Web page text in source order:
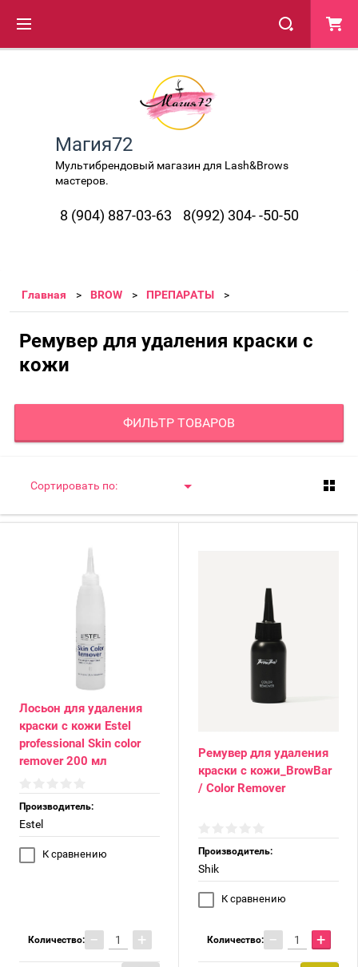
Магия72
Мультибрендовый магазин для Lash&Brows
мастеров.
8 (904) 887-03-63 8(992) 304- -50-50
Главная BROW ПРЕПАРАТЫ
Ремувер для удаления краски с
кожи
ФИЛЬТР ТОВАРОВ
Сортировать по:
Лосьон для удаления
краски с кожи Estel
professional Skin color
remover 200 мл
Производитель:
Estel
К сравнению
Количество: − +
Ремувер для удаления
краски с кожи_BrowBar
/ Color Remover
Производитель:
Shik
К сравнению
Количество: − +